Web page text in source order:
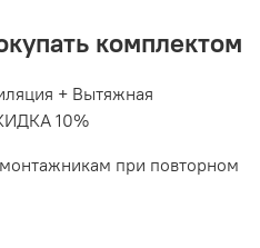
комплектом
+ Вытяжная
10%
при повторном